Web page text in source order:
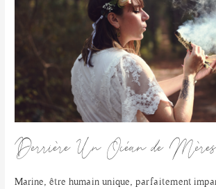
Derrière Un Océan de
Marine, être humain unique, parfaitement